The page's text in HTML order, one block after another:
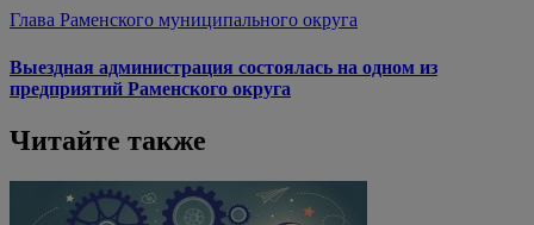
Глава Раменского муниципального округа
Выездная администрация состоялась на одном из
предприятий Раменского округа
Читайте также